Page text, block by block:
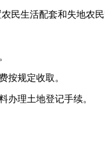
民生活配套和失地农民
按规定收取。
办理土地登记手续。